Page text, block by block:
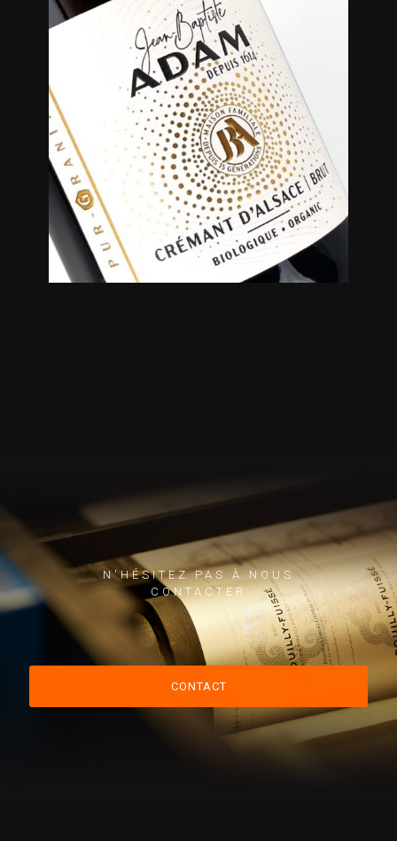
N'HÉSITEZ PAS À NOUS
CONTACTER
CONTACT